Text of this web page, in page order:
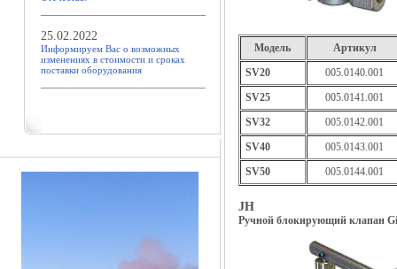
25.02.2022
Информируем Вас о возможных
изменениях в стоимости и сроках
поставки оборудования
Модель
Артикул
SV20
005.0140.001
SV25
005.0141.001
SV32
005.0142.001
SV40
005.0143.001
SV50
005.0144.001
JH
Ручной блокирующий клапан